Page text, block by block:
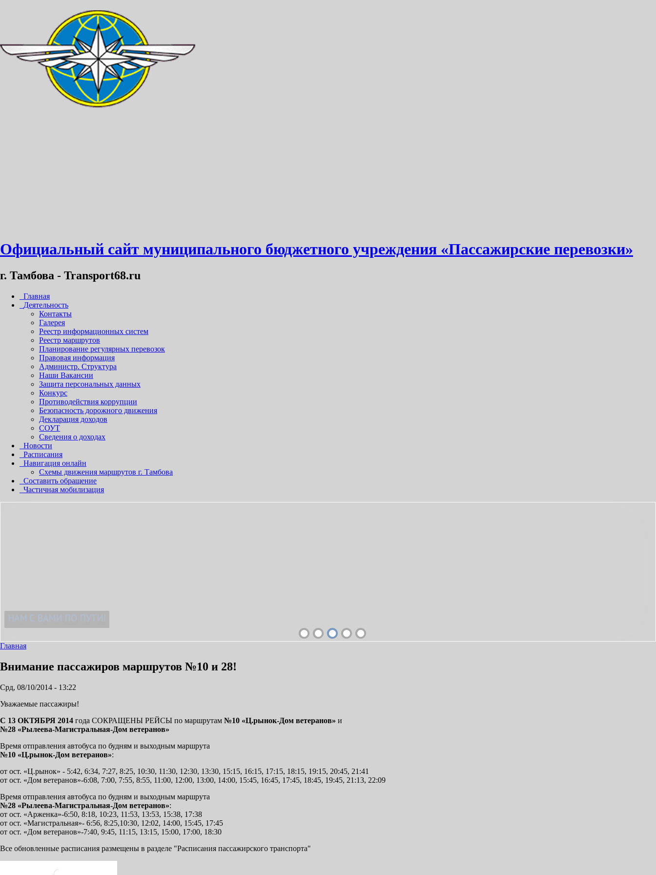
Официальный сайт муниципального бюджетного учреждения «Пассажирские перевозки»
г. Тамбова - Transport68.ru
Главная
Деятельность
Контакты
Галерея
Реестр информационных систем
Реестр маршрутов
Планирование регулярных перевозок
Правовая информация
Администр. Структура
Наши Вакансии
Защита персональных данных
Конкурс
Противодействия коррупции
Безопасность дорожного движения
Декларация доходов
СОУТ
Сведения о доходах
Новости
Расписания
Навигация онлайн
Схемы движения маршрутов г. Тамбова
Составить обращение
Частичная мобилизация
Главная
Внимание пассажиров маршрутов №10 и 28!
Срд, 08/10/2014 - 13:22
Уважаемые пассажиры!
С 13 ОКТЯБРЯ 2014 года СОКРАЩЕНЫ РЕЙСЫ по маршрутам №10 «Ц.рынок-Дом ветеранов» и
№28 «Рылеева-Магистральная-Дом ветеранов»
Время отправления автобуса по будням и выходным маршрута
№10 «Ц.рынок-Дом ветеранов»:
от ост. «Ц.рынок» - 5:42, 6:34, 7:27, 8:25, 10:30, 11:30, 12:30, 13:30, 15:15, 16:15, 17:15, 18:15, 19:15, 20:45, 21:41
от ост. «Дом ветеранов»-6:08, 7:00, 7:55, 8:55, 11:00, 12:00, 13:00, 14:00, 15:45, 16:45, 17:45, 18:45, 19:45, 21:13, 22:09
Время отправления автобуса по будням и выходным маршрута
№28 «Рылеева-Магистральная-Дом ветеранов»:
от ост. «Арженка»-6:50, 8:18, 10:23, 11:53, 13:53, 15:38, 17:38
от ост. «Магистральная»- 6:56, 8:25,10:30, 12:02, 14:00, 15:45, 17:45
от ост. «Дом ветеранов»-7:40, 9:45, 11:15, 13:15, 15:00, 17:00, 18:30
Все обновленные расписания размещены в разделе "Расписания пассажирского транспорта"